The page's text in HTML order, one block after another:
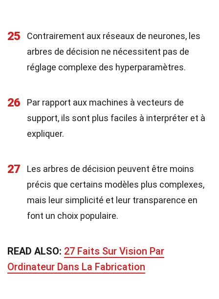
25
Contrairement aux réseaux de neurones, les
arbres de décision ne nécessitent pas de
réglage complexe des hyperparamètres.
26
Par rapport aux machines à vecteurs de
support, ils sont plus faciles à interpréter et à
expliquer.
27
Les arbres de décision peuvent être moins
précis que certains modèles plus complexes,
mais leur simplicité et leur transparence en
font un choix populaire.
READ ALSO: 27 Faits Sur Vision Par
Ordinateur Dans La Fabrication